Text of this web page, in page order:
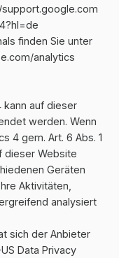
?hl=de
finden Sie unter
/analytics
kann auf dieser
werden. Wenn
4 gem. Art. 6 Abs. 1
dieser Website
Geräten
Aktivitäten,
analysiert
sich der Anbieter
Data Privacy